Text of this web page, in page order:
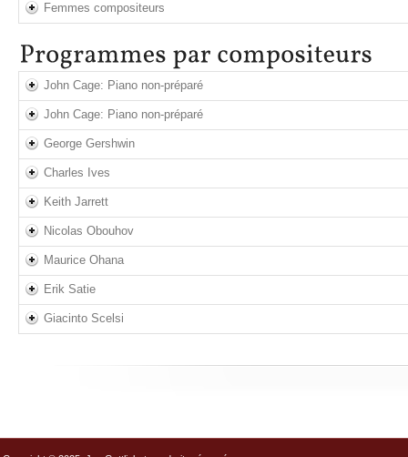
Femmes compositeurs
John Cage: Piano non-préparé
John Cage: Piano non-préparé
George Gershwin
Charles Ives
Keith Jarrett
Nicolas Obouhov
Maurice Ohana
Erik Satie
Giacinto Scelsi